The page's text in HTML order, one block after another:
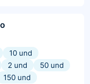
10 und
2 und
50 und
150 und